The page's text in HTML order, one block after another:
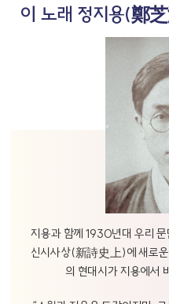
이 노래 정지용(鄭
지용과 함께 1930년대 우리
신시사상(新詩史上)에 새로
의 현대시가 지용에서